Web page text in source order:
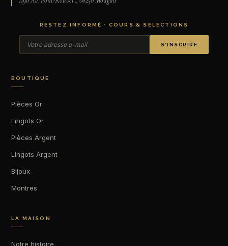
RESTEZ INFORMÉ · COURS & SÉLECTIONS
S’INSCRIRE
BOUTIQUE
Pièces Or
Lingots Or
Pièces Argent
Lingots Argent
Bijoux
Montres
LA MAISON
Notre histoire